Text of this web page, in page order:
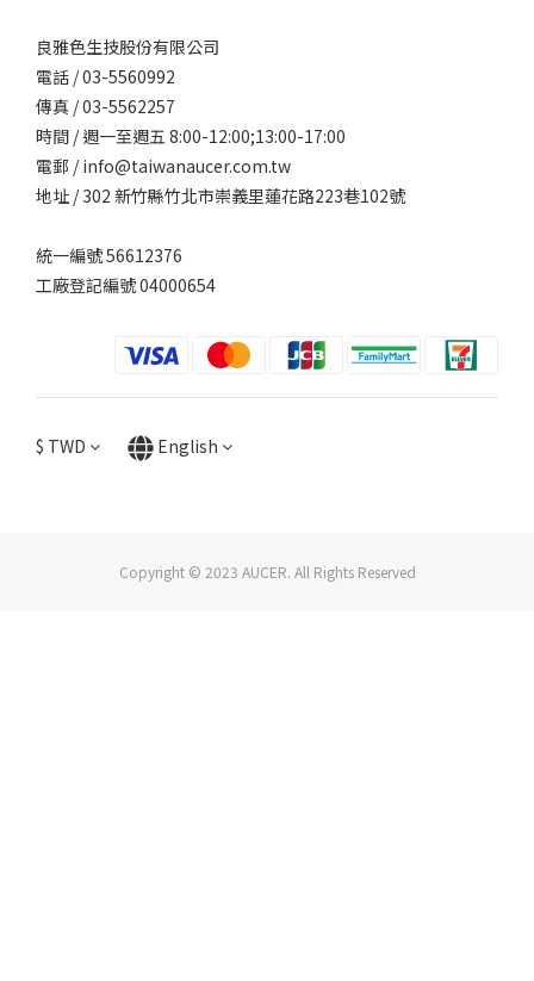
良雅色生技股份有限公司
電話 /03-5560992
傳真 / 03-5562257
時間 / 週一至週五 8:00-12:00;13:00-17:00
電郵 / info@taiwanaucer.com.tw
地址 / 302 新竹縣竹北市崇義里蓮花路223巷102號
統一編號 56612376
工廠登記編號 04000654
$ TWD English
Copyright © 2023 AUCER. All Rights Reserved